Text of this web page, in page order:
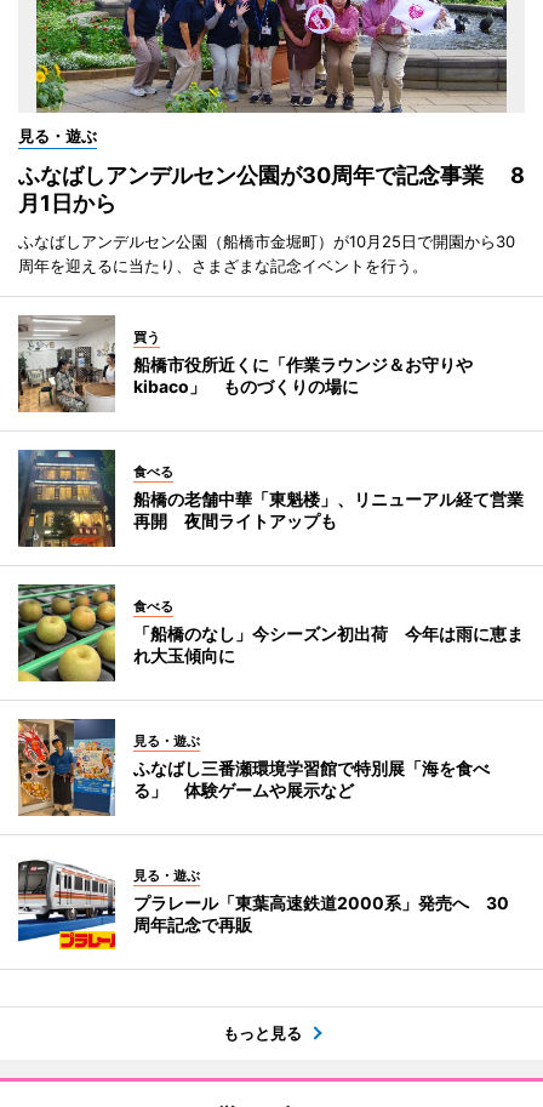
見る・遊ぶ
ふなばしアンデルセン公園が30周年で記念事業 8
月1日から
ふなばしアンデルセン公園（船橋市金堀町）が10月25日で開園から30
周年を迎えるに当たり、さまざまな記念イベントを行う。
買う
船橋市役所近くに「作業ラウンジ＆お守りや
kibaco」 ものづくりの場に
食べる
船橋の老舗中華「東魁楼」、リニューアル経て営業
再開 夜間ライトアップも
食べる
「船橋のなし」今シーズン初出荷 今年は雨に恵ま
れ大玉傾向に
見る・遊ぶ
ふなばし三番瀬環境学習館で特別展「海を食べ
る」 体験ゲームや展示など
見る・遊ぶ
プラレール「東葉高速鉄道2000系」発売へ 30
周年記念で再販
もっと見る